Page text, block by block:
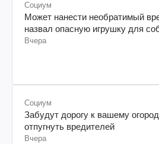
Социум
Может нанести необратимый
назвал опасную игрушку для
Вчера
Социум
Забудут дорогу к вашему
отпугнуть вредителей
Вчера